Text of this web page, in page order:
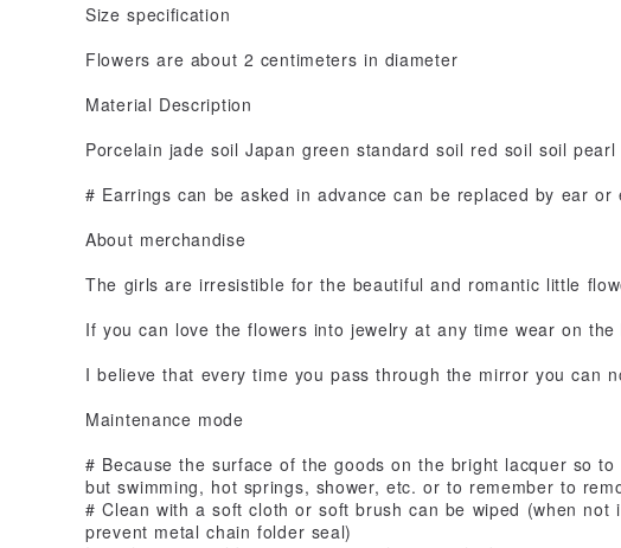
Size specification
Flowers are about 2 centimeters in diameter
Material Description
Porcelain jade soil Japan green standard soil red soil soil pearl
# Earrings can be asked in advance can be replaced by ear or
About merchandise
The girls are irresistible for the beautiful and romantic little
If you can love the flowers into jewelry at any time wear on the
I believe that every time you pass through the mirror you can
Maintenance mode
# Because the surface of the goods on the bright lacquer so
but swimming, hot springs, shower, etc. or to remember to
# Clean with a soft cloth or soft brush can be wiped (when not
prevent metal chain folder seal)